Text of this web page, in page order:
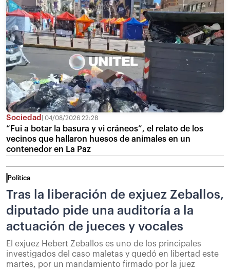
Sociedad 04/08/2026 22:28
“Fui a botar la basura y vi cráneos”, el relato de los
vecinos que hallaron huesos de animales en un
contenedor en La Paz
Política
Tras la liberación de exjuez Zeballos,
diputado pide una auditoría a la
actuación de jueces y vocales
El exjuez Hebert Zeballos es uno de los principales
investigados del caso maletas y quedó en libertad este
martes, por un mandamiento firmado por la juez